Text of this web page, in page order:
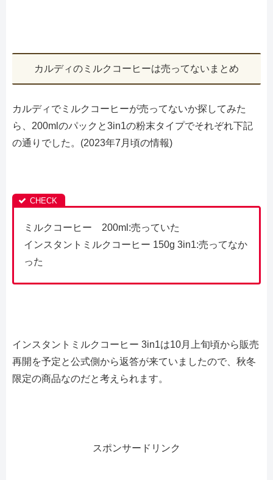
カルディのミルクコーヒーは売ってないまとめ
カルディでミルクコーヒーが売ってないか探してみた
ら、200mlのパックと3in1の粉末タイプでそれぞれ下記
の通りでした。(2023年7月頃の情報)
ミルクコーヒー 200ml:売っていた
インスタントミルクコーヒー 150g 3in1:売ってなか
った
インスタントミルクコーヒー 3in1は10月上旬頃から販売
再開を予定と公式側から返答が来ていましたので、秋冬
限定の商品なのだと考えられます。
スポンサードリンク